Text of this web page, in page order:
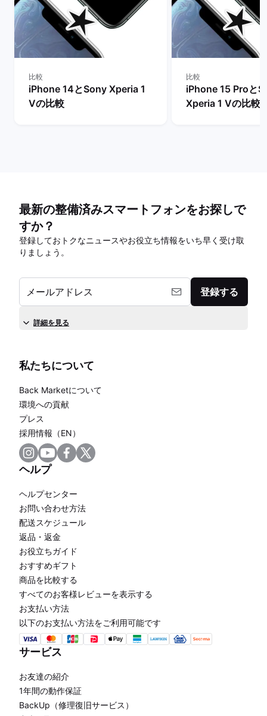
比較
iPhone 14とSony Xperia 1
Vの比較
比較
iPhone 15 Proと
Xperia 1 Vの比較
最新の整備済みスマートフォンをお探しで
すか？
登録しておトクなニュースやお役立ち情報をいち早く受け取
りましょう。
メールアドレス 登録する
詳細を見る
私たちについて
Back Marketについて
環境への貢献
プレス
採用情報（EN）
ヘルプ
ヘルプセンター
お問い合わせ方法
配送スケジュール
返品・返金
お役立ちガイド
おすすめギフト
商品を比較する
すべてのお客様レビューを表示する
お支払い方法
以下のお支払い方法をご利用可能です
サービス
お友達の紹介
1年間の動作保証
BackUp（修理復旧サービス）